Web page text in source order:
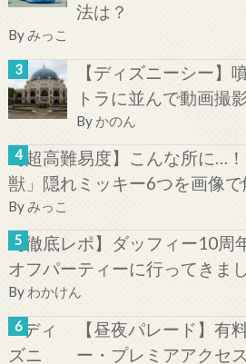
法は？
Byみっこ
【ディズニーシー】
トラに並んで動画撮
By かのん
【超高難易度】こんな所に…
獣」隠れミッキー6つを画像で
Byみっこ
【徹底レポ】ダッフィー10周
オフパーティーに行ってきま
By わかけん
【昼夜パレード】有
ー・プレミアアクセ